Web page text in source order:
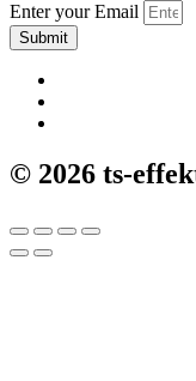
Enter your Email
Submit
© 2026 ts-